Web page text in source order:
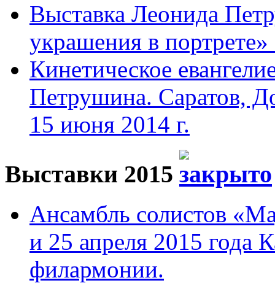
Выставка Леонида
украшения в
Кинетическое
Петрушина. Саратов,
15 июня 2014 г.
Выставки 2015
Ансамбль солистов
и 25 апреля 2015 года
филармонии.